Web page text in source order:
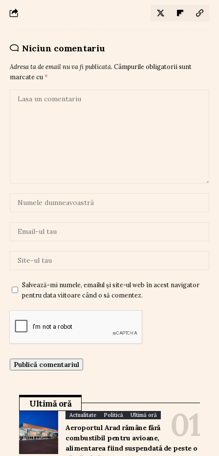
Niciun comentariu
Adresa ta de email nu va fi publicată. Câmpurile obligatorii sunt
marcate cu *
Salvează-mi numele, emailul și site-ul web în acest navigator
pentru data viitoare când o să comentez.
Ultimă oră
Actualitate Politică Ultimă oră
Aeroportul Arad rămâne fără
combustibil pentru avioane,
alimentarea fiind suspendată de peste o